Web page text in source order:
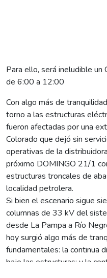
Para ello, será ineludible
de 6:00 a 12:00
Con algo más de
torno a las estructuras
fueron afectadas por una
Colorado que dejó sin
operativas de la
próximo DOMINGO 21/1
estructuras troncales de
localidad petrolera.
Si bien el escenario sigue
columnas de 33 kV del
desde La Pampa a Río
hoy surgió algo más de
fundamentales: la continua
bajo las estructuras; y la